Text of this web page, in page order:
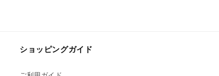
ショッピングガイド